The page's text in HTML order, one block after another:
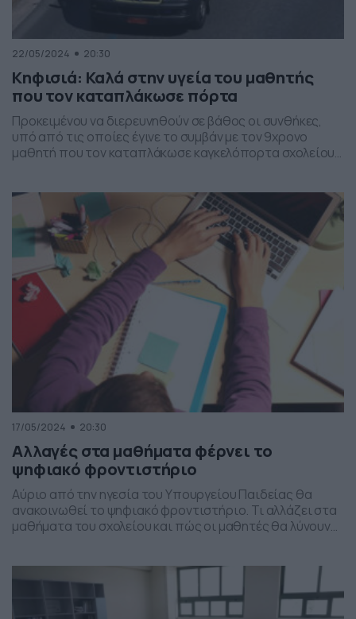
22/05/2024 20:30
Κηφισιά: Καλά στην υγεία του μαθητής
που τον καταπλάκωσε πόρτα
Προκειμένου να διερευνηθούν σε βάθος οι συνθήκες,
υπό από τις οποίες έγινε το συμβάν με τον 9χρονο
μαθητή που τον καταπλάκωσε καγκελόπορτα σχολείου,
ταυτόχρονα εκκινεί τις κατά νόμο διαδικασίες για την
ασφάλεια των μαθητών. Δείτε την ανακοίνωση του
Δήμου […]
17/05/2024 20:30
Αλλαγές στα μαθήματα φέρνει το
ψηφιακό φροντιστήριο
Αύριο από την ηγεσία του Υπουργείου Παιδείας θα
ανακοινωθεί το ψηφιακό φροντιστήριο. Τι αλλάζει στα
μαθήματα του σχολείου και πώς οι μαθητές θα λύνουν
θα δώσει στους μαθητές τη δυνατότητα να
παρακολουθούν μαγνητοσκοπημένα αλλά και σε
πραγματικό χρόνο φροντιστηριακού τύπου […]